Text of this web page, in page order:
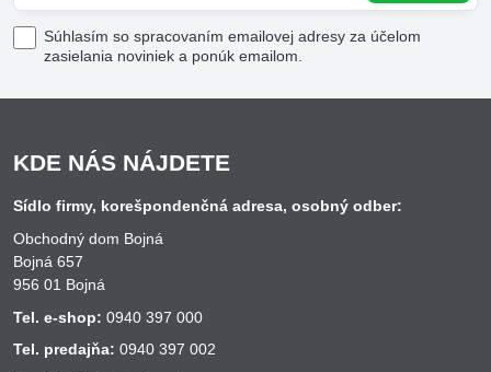
Súhlasím so spracovaním emailovej adresy za účelom
zasielania noviniek a ponúk emailom.
KDE NÁS NÁJDETE
Sídlo firmy, korešpondenčná adresa, osobný odber:
Obchodný dom Bojná
Bojná 657
956 01 Bojná
Tel. e-shop: 0940 397 000
Tel. predajňa: 0940 397 002